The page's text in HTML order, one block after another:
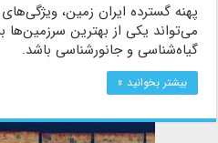
پهنه گسترده ایران زمین،
می‌تواند یکی از بهترین
گیاه‌شناسی و جانورشناسی باشد.
بیشتر بخوانید »